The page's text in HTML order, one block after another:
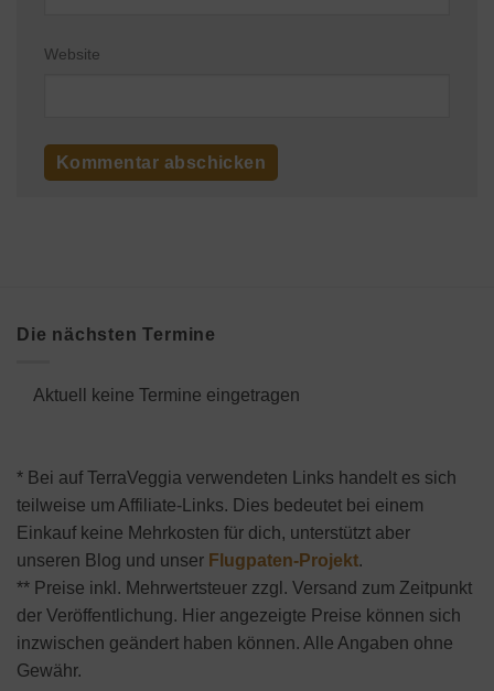
Website
Die nächsten Termine
Aktuell keine Termine eingetragen
* Bei auf TerraVeggia verwendeten Links handelt es sich
teilweise um Affiliate-Links. Dies bedeutet bei einem
Einkauf keine Mehrkosten für dich, unterstützt aber
unseren Blog und unser Flugpaten-Projekt.
** Preise inkl. Mehrwertsteuer zzgl. Versand zum Zeitpunkt
der Veröffentlichung. Hier angezeigte Preise können sich
inzwischen geändert haben können. Alle Angaben ohne
Gewähr.